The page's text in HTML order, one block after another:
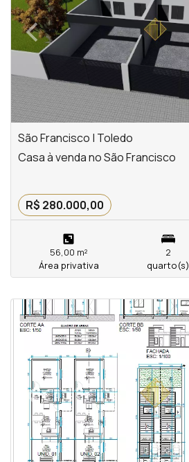
‹Previous
São Francisco | Toledo
Casa à venda no São Francisco
R$ 280.000,00
56,00 m²
Área privativa
2
quarto(s)
‹
Previous